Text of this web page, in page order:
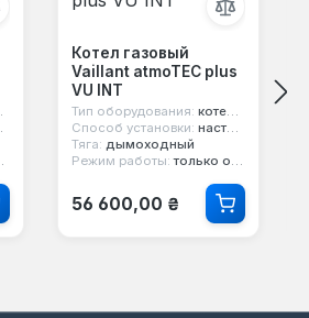
Котел газовый
Vaillant atmoTEC plus
VU INT
Тип оборудования: котел газовый
Способ установки: настенный
Тяга: дымоходный
Режим работы: только отопление
Обычная цена:
56 600,00 ₴